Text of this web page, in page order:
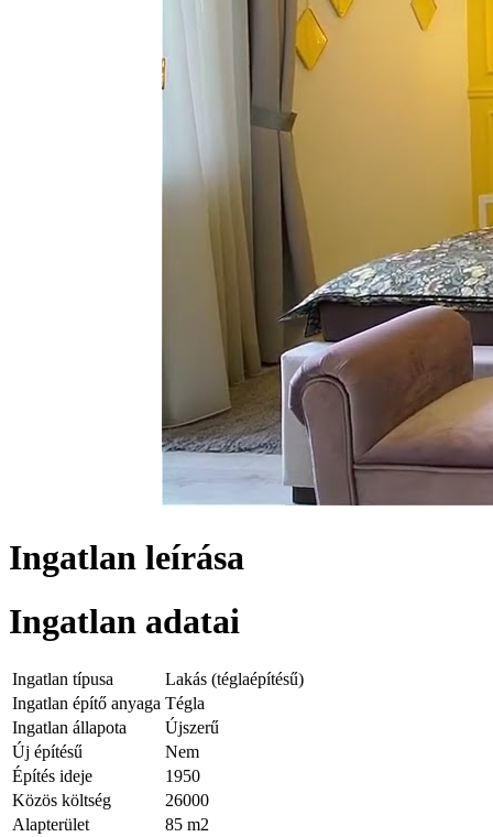
Ingatlan leírása
Ingatlan adatai
Ingatlan típusa
Lakás (téglaépítésű)
Ingatlan építő anyaga Tégla
Ingatlan állapota
Újszerű
Új építésű
Nem
Építés ideje
1950
Közös költség
26000
Alapterület
85 m2